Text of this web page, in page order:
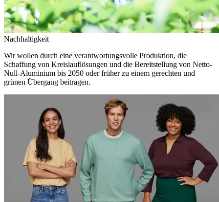
Nachhaltigkeit
Wir wollen durch eine verantwortungsvolle Produktion, die
Schaffung von Kreislauflösungen und die Bereitstellung von Netto-
Null-Aluminium bis 2050 oder früher zu einem gerechten und
grünen Übergang beitragen.